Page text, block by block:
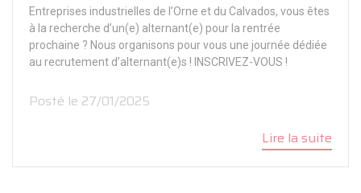
Entreprises industrielles de l’Orne et du Calvados, vous êtes
à la recherche d’un(e) alternant(e) pour la rentrée
prochaine ? Nous organisons pour vous une journée dédiée
au recrutement d’alternant(e)s ! INSCRIVEZ-VOUS !
Posté le 27/01/2025
Lire la suite